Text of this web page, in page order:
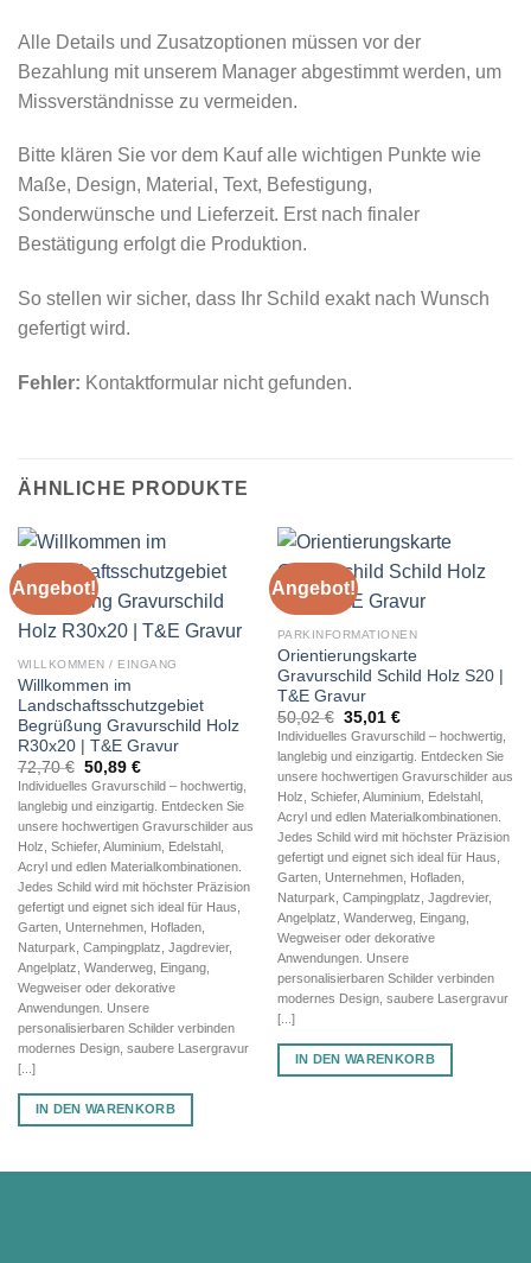
Alle Details und Zusatzoptionen müssen vor der
Bezahlung mit unserem Manager abgestimmt werden, um
Missverständnisse zu vermeiden.
Bitte klären Sie vor dem Kauf alle wichtigen Punkte wie
Maße, Design, Material, Text, Befestigung,
Sonderwünsche und Lieferzeit. Erst nach finaler
Bestätigung erfolgt die Produktion.
So stellen wir sicher, dass Ihr Schild exakt nach Wunsch
gefertigt wird.
Fehler: Kontaktformular nicht gefunden.
ÄHNLICHE PRODUKTE
Angebot!
WILLKOMMEN / EINGANG
Willkommen im
Landschaftsschutzgebiet
Begrüßung Gravurschild Holz
R30x20 | T&E Gravur
72,70€ Ursprünglicher
Preis
war:
72,70 €
50,89 €Aktueller
Preis
ist:
50,89 €.
Individuelles Gravurschild – hochwertig,
langlebig und einzigartig. Entdecken Sie
unsere hochwertigen Gravurschilder aus
Holz, Schiefer, Aluminium, Edelstahl,
Acryl und edlen Materialkombinationen.
Jedes Schild wird mit höchster Präzision
gefertigt und eignet sich ideal für Haus,
Garten, Unternehmen, Hofladen,
Naturpark, Campingplatz, Jagdrevier,
Angelplatz, Wanderweg, Eingang,
Wegweiser oder dekorative
Anwendungen. Unsere
personalisierbaren Schilder verbinden
modernes Design, saubere Lasergravur
[...]
IN DEN WARENKORB
Angebot!
PARKINFORMATIONEN
Orientierungskarte
Gravurschild Schild Holz S20 |
T&E Gravur
50,02€ Ursprünglicher
Preis
war:
50,02 €
35,01 €Aktueller
Preis
ist:
35,01 €.
Individuelles Gravurschild – hochwertig,
langlebig und einzigartig. Entdecken Sie
unsere hochwertigen Gravurschilder aus
Holz, Schiefer, Aluminium, Edelstahl,
Acryl und edlen Materialkombinationen.
Jedes Schild wird mit höchster Präzision
gefertigt und eignet sich ideal für Haus,
Garten, Unternehmen, Hofladen,
Naturpark, Campingplatz, Jagdrevier,
Angelplatz, Wanderweg, Eingang,
Wegweiser oder dekorative
Anwendungen. Unsere
personalisierbaren Schilder verbinden
modernes Design, saubere Lasergravur
[...]
IN DEN WARENKORB